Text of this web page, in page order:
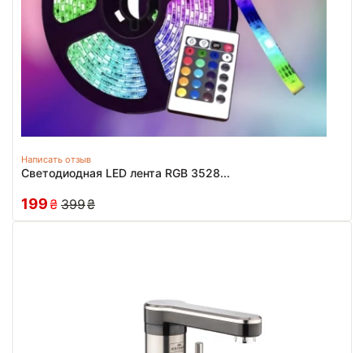
Написать отзыв
Светодиодная LED лента RGB 3528...
199₴ 399₴